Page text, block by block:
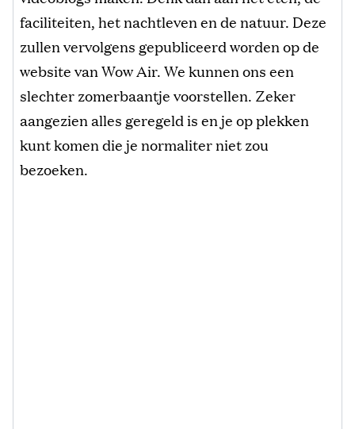
faciliteiten, het nachtleven en de natuur. Deze
zullen vervolgens gepubliceerd worden op de
website van Wow Air. We kunnen ons een
slechter zomerbaantje voorstellen. Zeker
aangezien alles geregeld is en je op plekken
kunt komen die je normaliter niet zou
bezoeken.